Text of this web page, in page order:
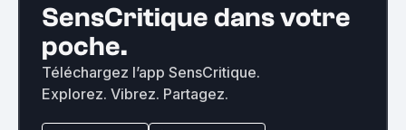
SensCritique dans votre
poche.
Téléchargez l’app SensCritique.
Explorez. Vibrez. Partagez.